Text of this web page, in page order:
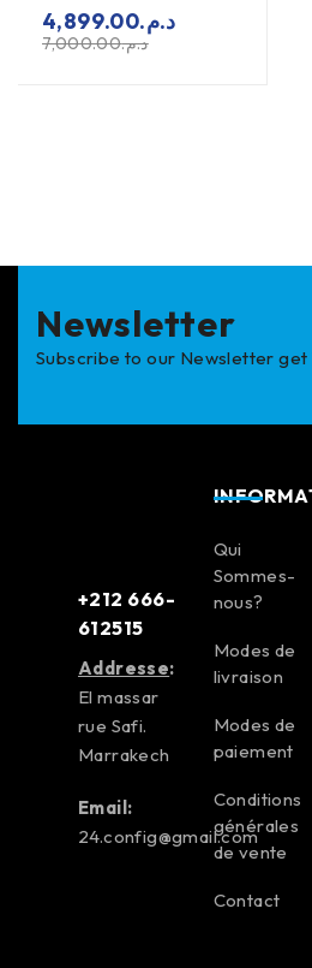
د.م.7,000.00
د.م.4,899.00
Newsletter
Subscribe to our Newsletter get
+212 666-
612515
Addresse:
El massar
rue Safi.
Marrakech
Email:
24.config@gmail.com
Qui
Sommes-
nous?
Modes de
livraison
Modes de
paiement
Conditions
générales
de vente
Contact